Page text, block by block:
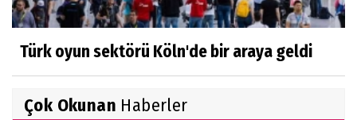
Türk oyun sektörü Köln'de bir araya geldi
Çok Okunan Haberler